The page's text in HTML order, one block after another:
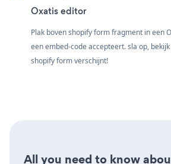
Oxatis editor
Plak boven shopify form fragment in een
een embed-code accepteert. sla op,
shopify form verschijnt!
All you need to know